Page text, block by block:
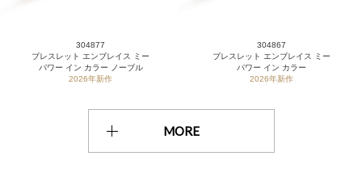
304877
ブレスレット エンブレイス ミー
パワー イン カラー ノーブル
2026年新作
304867
ブレスレット エンブレイス ミー
パワー イン カラー
2026年新作
MORE